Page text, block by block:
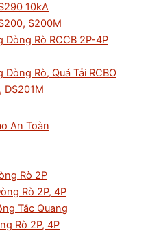
10kA
S200M
Dòng Rò RCCB 2P-4P
Rò, Quá Tải RCBO
DS201M
An Toàn
Rò 2P
Rò 2P, 4P
Tắc Quang
Rò 2P, 4P